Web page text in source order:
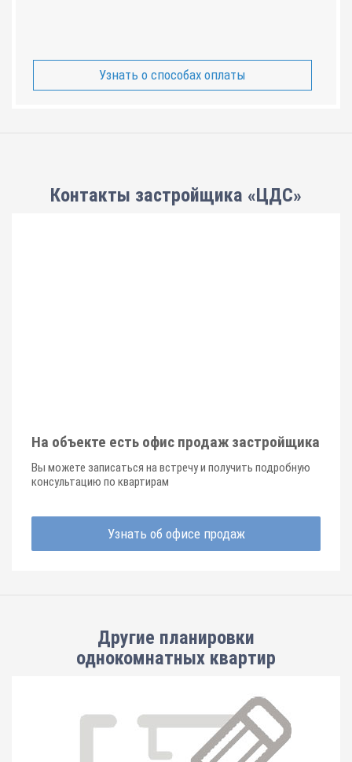
Узнать о способах оплаты
Контакты застройщика «ЦДС»
На объекте есть офис продаж застройщика
Вы можете записаться на встречу и получить подробную
консультацию по квартирам
Узнать об офисе продаж
Другие планировки
однокомнатных квартир